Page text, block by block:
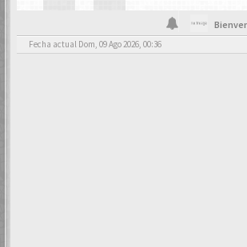
Fecha actual Dom, 09 Ago 2026, 00:36